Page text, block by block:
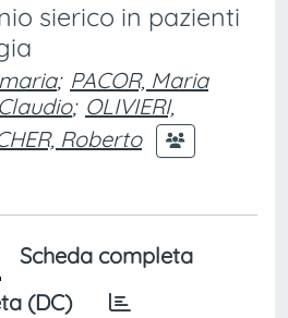
sierico in pazienti
; PACOR, Maria
; OLIVIERI,
Roberto
Scheda completa
(DC)